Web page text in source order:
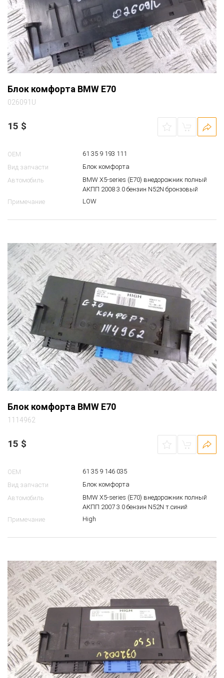
Блок комфорта BMW E70
026091U
15 $
OEM
61 35 9 193 111
Вид запчасти
Блок комфорта
Автомобиль
BMW X5-series (E70) внедорожник полный
АКПП 2008 3.0 бензин N52N бронзовый
Примечание
LOW
Блок комфорта BMW E70
1114962
15 $
OEM
61 35 9 146 035
Вид запчасти
Блок комфорта
Автомобиль
BMW X5-series (E70) внедорожник полный
АКПП 2007 3.0 бензин N52N т.синий
Примечание
High